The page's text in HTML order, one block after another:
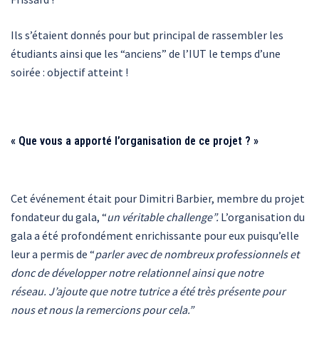
Ils s’étaient donnés pour but principal de rassembler les
étudiants ainsi que les “anciens” de l’IUT le temps d’une
soirée : objectif atteint !
« Que vous a apporté l’organisation de ce projet ? »
Cet événement était pour Dimitri Barbier, membre du projet
fondateur du gala, “un véritable challenge”. L’organisation du
gala a été profondément enrichissante pour eux puisqu’elle
leur a permis de “parler avec de nombreux professionnels et
donc de développer notre relationnel ainsi que notre
réseau. J’ajoute que notre tutrice a été très présente pour
nous et nous la remercions pour cela.”